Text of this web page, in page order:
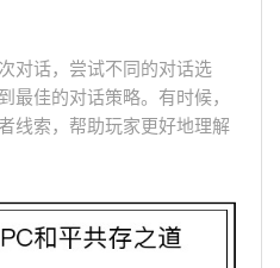
对话，尝试不同的对话选
最佳的对话策略。有时候，
线索，帮助玩家更好地理解